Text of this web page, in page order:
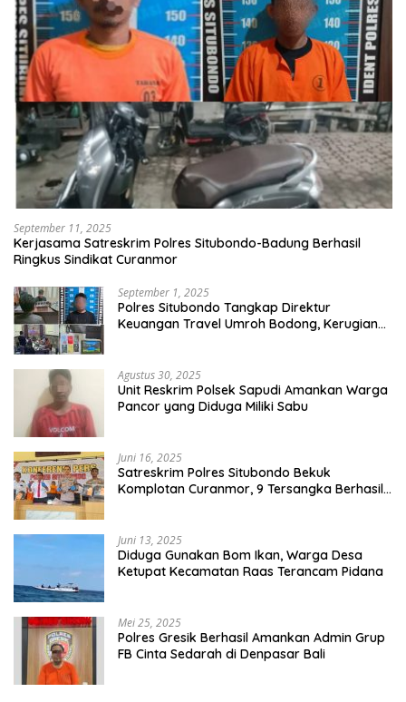
September 11, 2025
Kerjasama Satreskrim Polres Situbondo-Badung Berhasil
Ringkus Sindikat Curanmor
September 1, 2025
Polres Situbondo Tangkap Direktur
Keuangan Travel Umroh Bodong, Kerugian
Agustus 30, 2025
Unit Reskrim Polsek Sapudi Amankan Warga
Pancor yang Diduga Miliki Sabu
Juni 16, 2025
Satreskrim Polres Situbondo Bekuk
Komplotan Curanmor, 9 Tersangka Berhasil
Juni 13, 2025
Diduga Gunakan Bom Ikan, Warga Desa
Ketupat Kecamatan Raas Terancam Pidana
Mei 25, 2025
Polres Gresik Berhasil Amankan Admin Grup
FB Cinta Sedarah di Denpasar Bali